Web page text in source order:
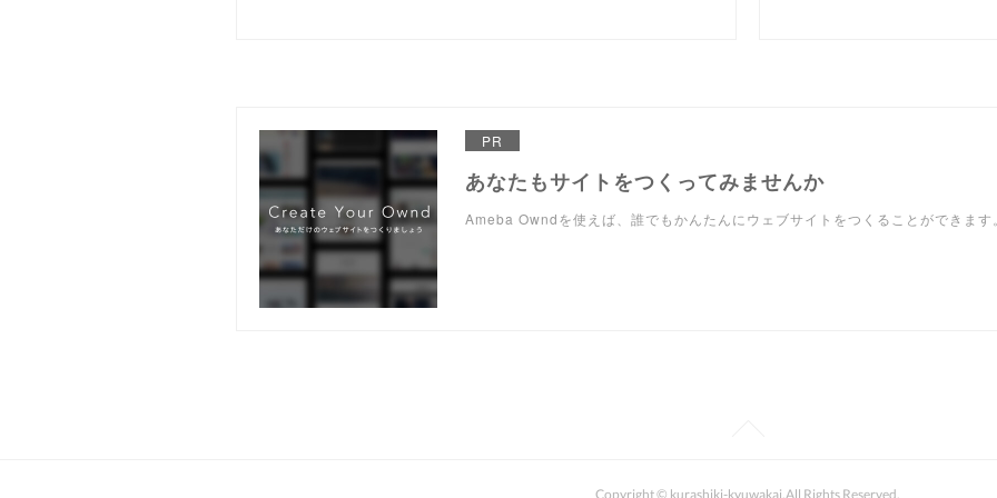
PR
あなたもサイトをつくってみませんか
Ameba Owndを使えば、誰でもかんたんにウェブサイトをつくることができます
Copyright © kurashiki-kyuwakai.All Rights Reserved.